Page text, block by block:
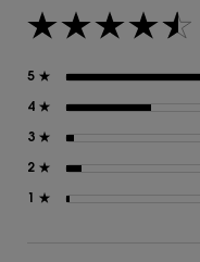
5星中4.5。
5 ★
4 ★
3 ★
2 ★
1 ★